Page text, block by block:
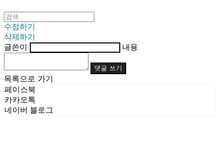
수정하기
삭제하기
글쓴이
내용
댓글 쓰기
목록으로 가기
페이스북
카카오톡
네이버 블로그